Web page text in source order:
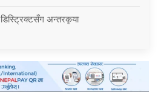
डिस्ट्रिक्टसँग अन्तरकृया